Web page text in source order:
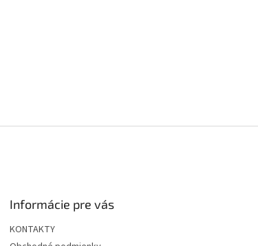
Informácie pre vás
KONTAKTY